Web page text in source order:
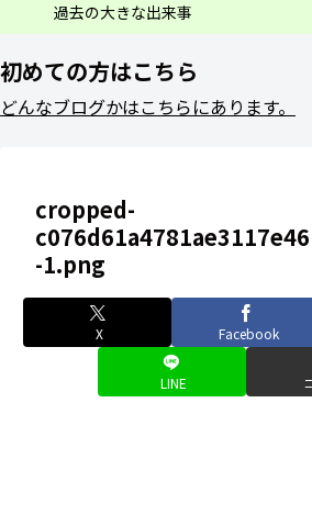
過去の大きな出来事
初めての方はこちら
どんなブログかはこちらにあります。
cropped-
-1.png
X Facebook
LINE